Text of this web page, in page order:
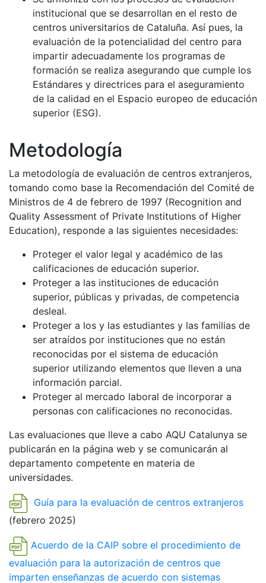
institucional que se desarrollan en el resto de
centros universitarios de Cataluña. Así pues, la
evaluación de la potencialidad del centro para
impartir adecuadamente los programas de
formación se realiza asegurando que cumple los
Estándares y directrices para el aseguramiento
de la calidad en el Espacio europeo de educación
superior (ESG).
Metodología
La metodología de evaluación de centros extranjeros,
tomando como base la Recomendación del Comité de
Ministros de 4 de febrero de 1997 (Recognition and
Quality Assessment of Private Institutions of Higher
Education), responde a las siguientes necesidades:
Proteger el valor legal y académico de las
calificaciones de educación superior.
Proteger a las instituciones de educación
superior, públicas y privadas, de competencia
desleal.
Proteger a los y las estudiantes y las familias de
ser atraídos por instituciones que no están
reconocidas por el sistema de educación
superior utilizando elementos que lleven a una
información parcial.
Proteger al mercado laboral de incorporar a
personas con calificaciones no reconocidas.
Las evaluaciones que lleve a cabo AQU Catalunya se
publicarán en la página web y se comunicarán al
departamento competente en materia de
universidades.
Guía para la evaluación de centros extranjeros
(febrero 2025)
Acuerdo de la CAIP sobre el procedimiento de
evaluación para la autorización de centros que
imparten enseñanzas de acuerdo con sistemas